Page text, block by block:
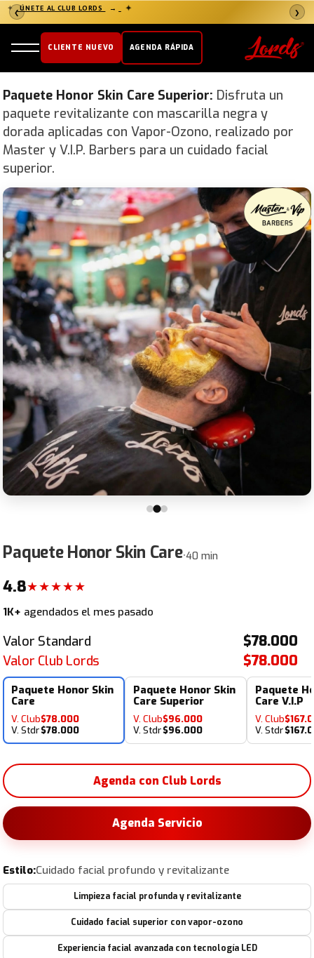
❮ ❯
✦ ÚNETE AL CLUB LORDS → ✦
CLIENTE NUEVO AGENDA RÁPIDA
Paquete Honor Skin Care Superior: Disfruta un
paquete revitalizante con mascarilla negra y
dorada aplicadas con Vapor-Ozono, realizado por
Master y V.I.P. Barbers para un cuidado facial
superior.
Paquete Honor Skin Care•40 min
4.8★★★★★
1K+ agendados el mes pasado
Valor Standard $78.000
Valor Club Lords $78.000
Paquete Honor Skin
Care
V. Club$78.000
V. Stdr$78.000
Paquete Honor Skin
Care Superior
V. Club$96.000
V. Stdr$96.000
Paquete
Care V.I.P
V. Club
V. Stdr
Agenda con Club Lords
Agenda Servicio
Estilo:Cuidado facial profundo y revitalizante
Limpieza facial profunda y revitalizante
Cuidado facial superior con vapor-ozono
Experiencia facial avanzada con tecnología LED